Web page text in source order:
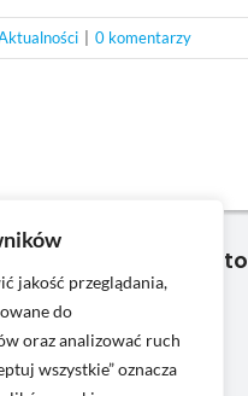
jakość przeglądania,
do
oraz analizować ruch
wszystkie” oznacza
0 komentarzy
Moje Konto
Moje konto